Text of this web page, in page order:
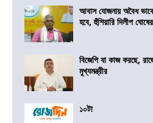
আবাস যোজনায় অবৈধ
হবে, হুঁশিয়ারি দিলীপ ঘোষের
বিজেপি যা কাজ করছে,
মুখ্যমন্ত্রীর
১০টা